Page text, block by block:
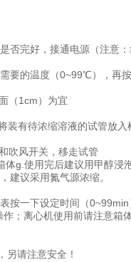
否完好，接通电源（注意
要的温度（0~99℃），再
（1cm）为宜
装有待浓缩溶液的试管放
吹风开关，移走试管
g.使用完后建议用甲醇浸
建议采用氮气源浓缩。
按一下设定时间（
；离心机使用前请注意箱
另请注意安全！